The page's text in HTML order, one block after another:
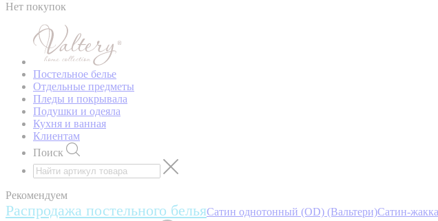
Нет покупок
Постельное белье
Отдельные предметы
Пледы и покрывала
Подушки и одеяла
Кухня и ванная
Клиентам
Поиск
Рекомендуем
Распродажа постельного бельяСатин однотонный (OD) (Вальтери)Сатин-